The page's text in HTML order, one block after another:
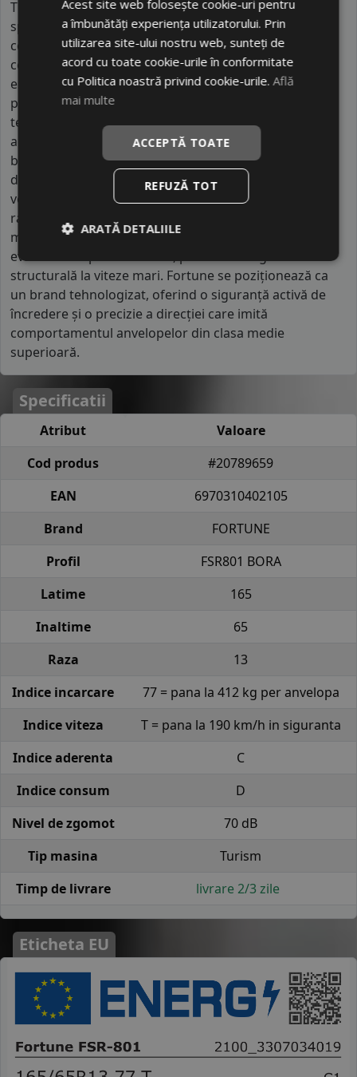
Thailanda. Brandul activează la nivel global, fiind
sponsor oficial în diverse competiții auto, ceea ce îi
conferă o vizibilitate sporită în peste 100 de țări. Ceea
ce separă Fortune de restul brandurilor menționate
este parteneriatul strategic cu universități de prestigiu
pentru cercetarea compușilor de cauciuc, rezultând
tehnologii precum "Nano-Silica" ce îmbunătățesc
aderența instantanee. În timp ce majoritatea
brandurilor low-cost sunt generice, Fortune se
diferențiază prin specializarea în anvelope pentru
vehicule comerciale ușoare, unde carcasa lor
ranforsată oferă o rezistență la încărcare mult peste
media pieței. Designul lor este optimizat pentru
evacuarea rapidă a căldurii, prevenind degradarea
structurală la viteze mari. Fortune se poziționează ca
un brand tehnologizat, oferind o siguranță activă de
încredere și o precizie a direcției care imită
comportamentul anvelopelor din clasa medie
superioară.
Specificatii
Atribut
Valoare
Cod produs
#20789659
EAN
6970310402105
Brand
FORTUNE
Profil
FSR801 BORA
Latime
165
Inaltime
65
Raza
13
Indice incarcare
77 = pana la 412 kg per anvelopa
Indice viteza
T = pana la 190 km/h in siguranta
Indice aderenta
C
Indice consum
D
Nivel de zgomot
70 dB
Tip masina
Turism
Timp de livrare
livrare 2/3 zile
Eticheta EU
Acest site web folosește cookie-uri pentru
a îmbunătăți experiența utilizatorului. Prin
utilizarea site-ului nostru web, sunteți de
acord cu toate cookie-urile în conformitate
cu Politica noastră privind cookie-urile.Află
mai multe
ACCEPTĂ TOATE
REFUZĂ TOT
ARATĂ DETALIILE